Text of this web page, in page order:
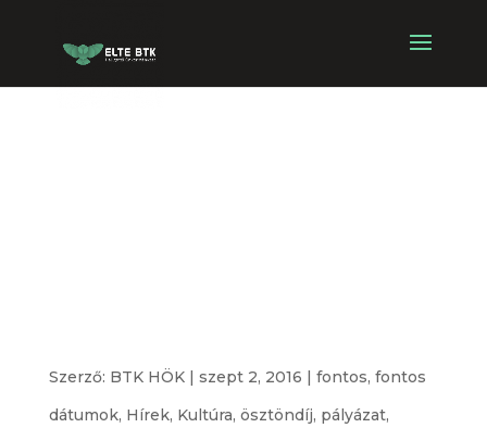
Szerző: BTK HÖK| szept 2, 2016 | fontos, fontos
dátumok, Hírek, Kultúra, ösztöndíj, pályázat,